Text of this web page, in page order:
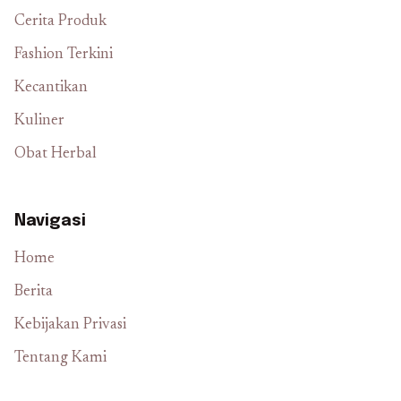
Cerita Produk
Fashion Terkini
Kecantikan
Kuliner
Obat Herbal
Navigasi
Home
Berita
Kebijakan Privasi
Tentang Kami